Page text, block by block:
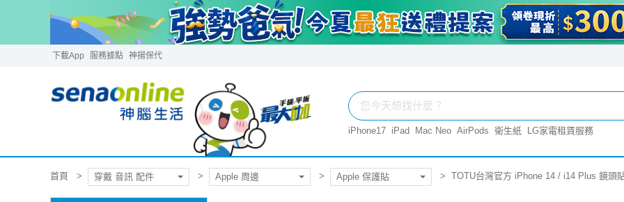
下載App 服務據點 神揚保代
iPhone17 iPad Mac Neo AirPods 衛生紙 LG家電租賃服務
首頁 穿戴 音訊 配件 Apple 周邊 Apple 保護貼 TOTU台灣官方 iPhone 14 / i14 Plus 鏡頭